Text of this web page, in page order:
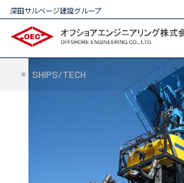
深田サルベージ建設グループ
SHIPS/TECH